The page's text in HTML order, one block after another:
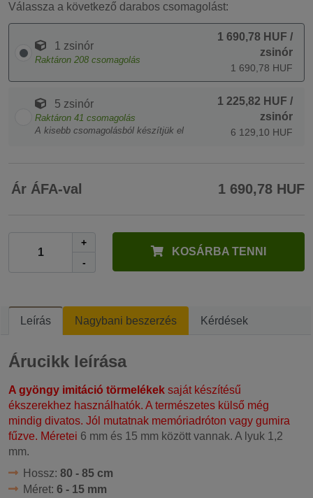
Válassza a következő darabos csomagolást:
1 zsinór
Raktáron 208 csomagolás
1 690,78 HUF /
zsinór
1 690,78 HUF
5 zsinór
Raktáron 41 csomagolás
A kisebb csomagolásból készítjük el
1 225,82 HUF /
zsinór
6 129,10 HUF
Ár ÁFA-val 1 690,78 HUF
+
-
KOSÁRBA TENNI
Leírás Nagybani beszerzés Kérdések
Árucikk leírása
A gyöngy imitáció törmelékek saját készítésű
ékszerekhez használhatók. A természetes külső még
mindig divatos. Jól mutatnak memóriadróton vagy gumira
fűzve. Méretei 6 mm és 15 mm között vannak. A lyuk 1,2
mm.
Hossz: 80 - 85 cm
Méret: 6 - 15 mm